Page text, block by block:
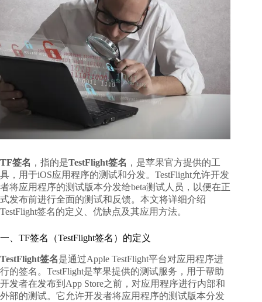
TF签名 ，指的是TestFlight签名 ，是苹果官方提供的工
具，用于iOS应用程序的测试和分发。TestFlight允许开发
者将应用程序的测试版本分发给beta测试人员，以便在正
式发布前进行全面的测试和反馈。本文将详细介绍
TestFlight签名的定义、优缺点及其应用方法。
一、TF签名（TestFlight签名）的定义
TestFlight签名是通过Apple TestFlight平台对应用程序进
行的签名。TestFlight是苹果提供的测试服务，用于帮助
开发者在发布到App Store之前，对应用程序进行内部和
外部的测试。它允许开发者将应用程序的测试版本分发